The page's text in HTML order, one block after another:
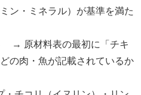
ン・ミネラル）が基準を満た
→ 原材料表の最初に「チキ
の肉・魚が記載されているか